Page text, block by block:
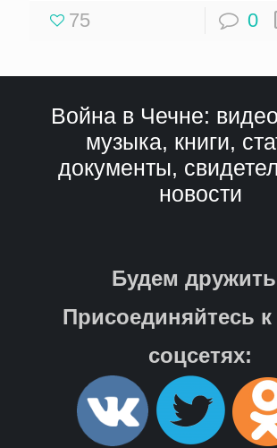
75 0
Война в Чечне:
музыка, книги,
документы,
новости
Будем
Присоединяйтесь
соцсетях: